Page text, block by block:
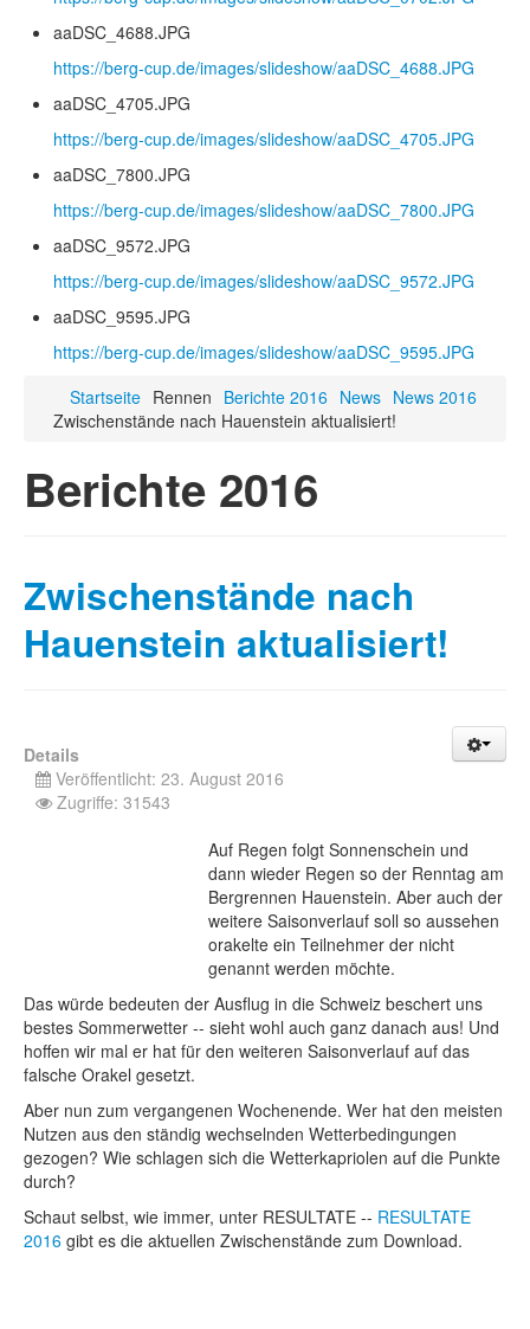
aaDSC_4688.JPG
https://berg-cup.de/images/slideshow/aaDSC_4688.JPG
aaDSC_4705.JPG
https://berg-cup.de/images/slideshow/aaDSC_4705.JPG
aaDSC_7800.JPG
https://berg-cup.de/images/slideshow/aaDSC_7800.JPG
aaDSC_9572.JPG
https://berg-cup.de/images/slideshow/aaDSC_9572.JPG
aaDSC_9595.JPG
https://berg-cup.de/images/slideshow/aaDSC_9595.JPG
Startseite Rennen Berichte 2016 News News 2016
Zwischenstände nach Hauenstein aktualisiert!
Berichte 2016
Zwischenstände nach
Hauenstein aktualisiert!
Details
Veröffentlicht: 23. August 2016
Zugriffe: 31543
Auf Regen folgt Sonnenschein und
dann wieder Regen so der Renntag am
Bergrennen Hauenstein. Aber auch der
weitere Saisonverlauf soll so aussehen
orakelte ein Teilnehmer der nicht
genannt werden möchte.
Das würde bedeuten der Ausflug in die Schweiz beschert uns
bestes Sommerwetter -- sieht wohl auch ganz danach aus! Und
hoffen wir mal er hat für den weiteren Saisonverlauf auf das
falsche Orakel gesetzt.
Aber nun zum vergangenen Wochenende. Wer hat den meisten
Nutzen aus den ständig wechselnden Wetterbedingungen
gezogen? Wie schlagen sich die Wetterkapriolen auf die Punkte
durch?
Schaut selbst, wie immer, unter RESULTATE -- RESULTATE
2016 gibt es die aktuellen Zwischenstände zum Download.